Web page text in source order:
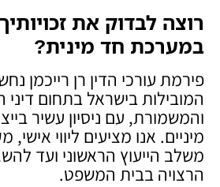
רוצה לבדוק את
במערכת חד מינית?
פירמת עורכי הדין רן רייכמן
המובילות בישראל בתחום
והמשמורת, עם ניסיון עשיר
מיניים. אנו מציעים ליווי אישי,
משלב הייעוץ הראשוני ועד
הרצויה בבית המשפט.